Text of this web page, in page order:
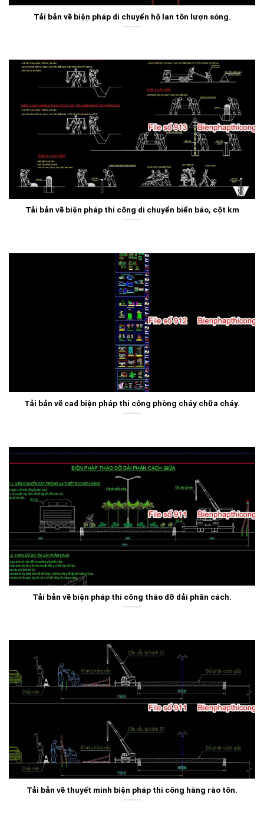
Tải bản vẽ biện pháp di chuyển hộ lan tôn lượn sóng.
Tải bản vẽ biện pháp thi công di chuyển biển báo, cột km
Tải bản vẽ cad biện pháp thi công phòng cháy chữa cháy.
Tải bản vẽ biện pháp thi công tháo dỡ dải phân cách.
Tải bản vẽ thuyết minh biện pháp thi công hàng rào tôn.